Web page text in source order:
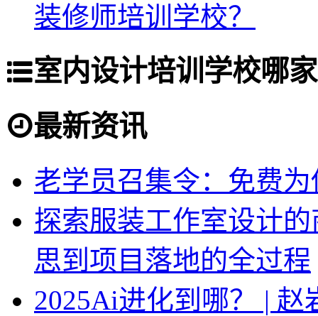
装修师培训学校？
室内设计培训学校哪
最新资讯
老学员召集令：免费
探索服装工作室设计
思到项目落地的全过程
2025Ai进化到哪？ |